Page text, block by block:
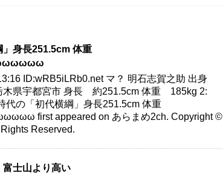
身長251.5cm 体重
ID:wRB5iLRb0.net マ？ 明石志賀之助 出身
木県宇都宮市 身長 約251.5cm 体重 185kg 2:
代の「初代横綱」身長251.5cm 体重
first appeared on あらまめ2ch. Copyright ©
Reserved.
士山より高い